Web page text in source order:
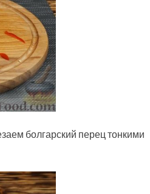
болгарский перец тонкими